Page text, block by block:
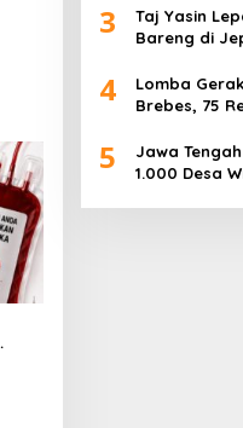
3
Taj Yasin
Bareng di
4
Lomba
Brebes, 75
5
Jawa
1.000 Desa